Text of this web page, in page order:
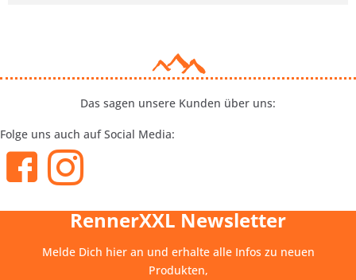
Das sagen unsere Kunden über uns:
Folge uns auch auf Social Media:
RennerXXL Newsletter
Melde Dich hier an und erhalte alle Infos zu neuen
Produkten,